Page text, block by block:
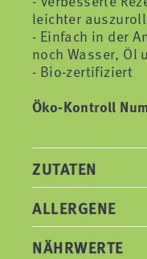
leichter
- Einfach in der
noch Wasser, Öl
- Bio-zertifiziert
Öko-Kontroll
ZUTATEN
ALLERGENE
NÄHRWERTE